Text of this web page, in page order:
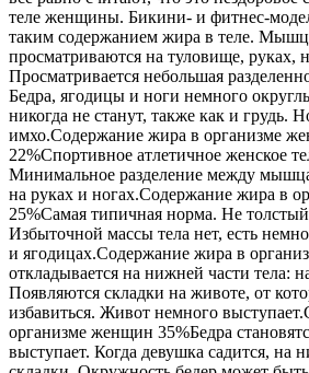
теле женщины. Бикини- и фитнес-
таким содержанием жира в теле.
просматриваются на туловище, руках,
Просматривается небольшая
Бедра, ягодицы и ноги немного
никогда не станут, также как и грудь.
имхо.Содержание жира в организме
22%Спортивное атлетичное женское
Минимальное разделение между
на руках и ногах.Содержание жира в
25%Самая типичная норма. Не
Избыточной массы тела нет, есть
и ягодицах.Содержание жира в
откладывается на нижней части тела:
Появляются складки на животе, от
избавиться. Живот немного
организме женщин 35%Бедра
выступает. Когда девушка садится, на